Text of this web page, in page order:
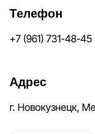
Телефон
+7 (961) 731-48-45
Адрес
г. Новокузнецк,